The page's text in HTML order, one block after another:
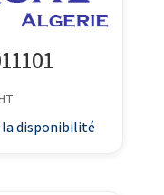
la disponibilité